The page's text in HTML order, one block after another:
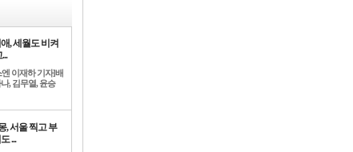
, 세월도 비켜
이재하 기자]배
, 김무열, 윤승
, 서울 찍고 부
...